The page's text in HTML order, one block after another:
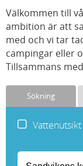
Välkommen till
ambition är att
med och vi tar
campingar eller
Tillsammans
Sökning
Vattenutsikt